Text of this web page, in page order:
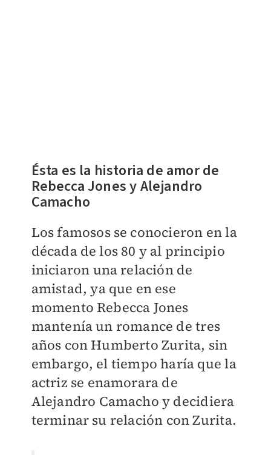
Ésta es la historia de amor de
Rebecca Jones y Alejandro
Camacho
Los famosos se conocieron en la
década de los 80 y al principio
iniciaron una relación de
amistad, ya que en ese
momento Rebecca Jones
mantenía un romance de tres
años con Humberto Zurita, sin
embargo, el tiempo haría que la
actriz se enamorara de
Alejandro Camacho y decidiera
terminar su relación con Zurita.